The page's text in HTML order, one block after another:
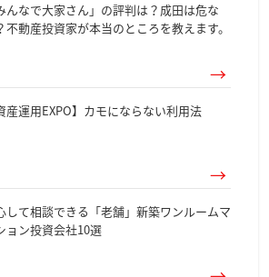
んなで大家さん」の評判は？成田は危な
不動産投資家が本当のところを教えます。
産運用EXPO】カモにならない利用法
して相談できる「老舗」新築ワンルームマ
ョン投資会社10選